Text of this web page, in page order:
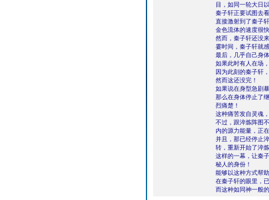
目，如同一轮大日
秦子轩正要试图去
直接激射到了秦子
金色流体的速度很
然而，秦子轩还没
霎时间，秦子轩就
最后，几乎自己身
如果此时有人在场
因为此刻的秦子轩
然而这还没完！
如果说在身型急剧
那么在身体停止了
烈痛楚！
这种痛苦发自灵魂
不过，跟淬炼阵图
内的源力能量，正
并且，那已经停止
转，重新开始了淬
这样的一幕，让秦
秘人的身份！
能够以这种方式帮
在秦子轩的眼里，
而这种如同神一般